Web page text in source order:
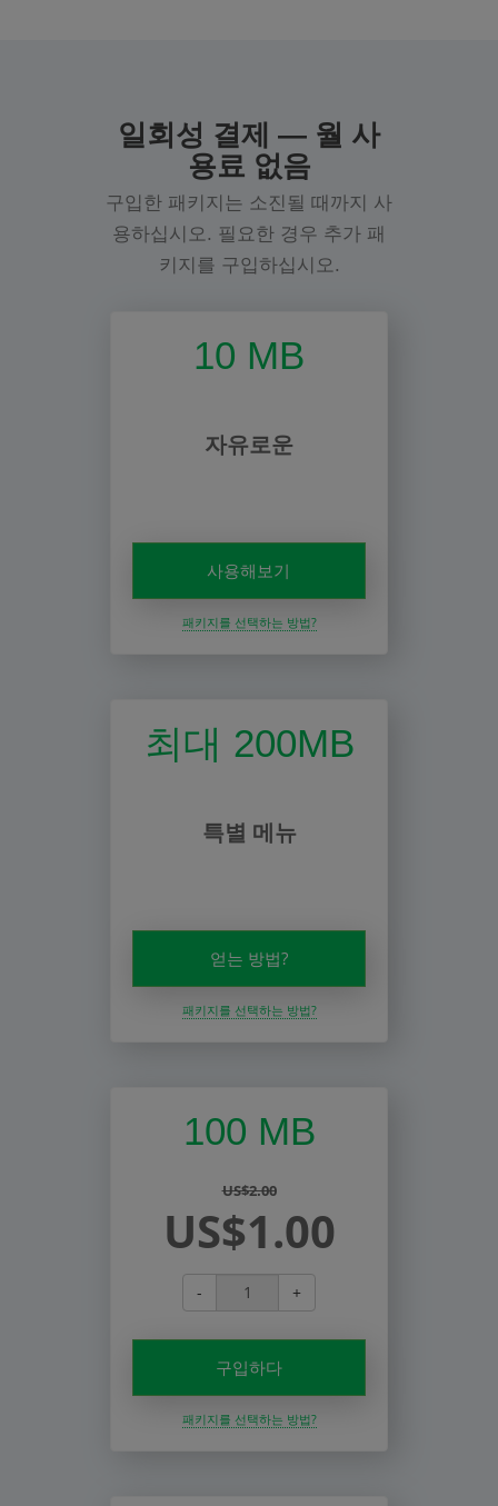
일회성 결제 — 월 사
용료 없음
구입한 패키지는 소진될 때까지 사
용하십시오. 필요한 경우 추가 패
키지를 구입하십시오.
10 MB
자유로운
사용해보기
패키지를 선택하는 방법?
최대 200MB
특별 메뉴
얻는 방법?
패키지를 선택하는 방법?
100 MB
US$2.00
US$1.00
- +
구입하다
패키지를 선택하는 방법?